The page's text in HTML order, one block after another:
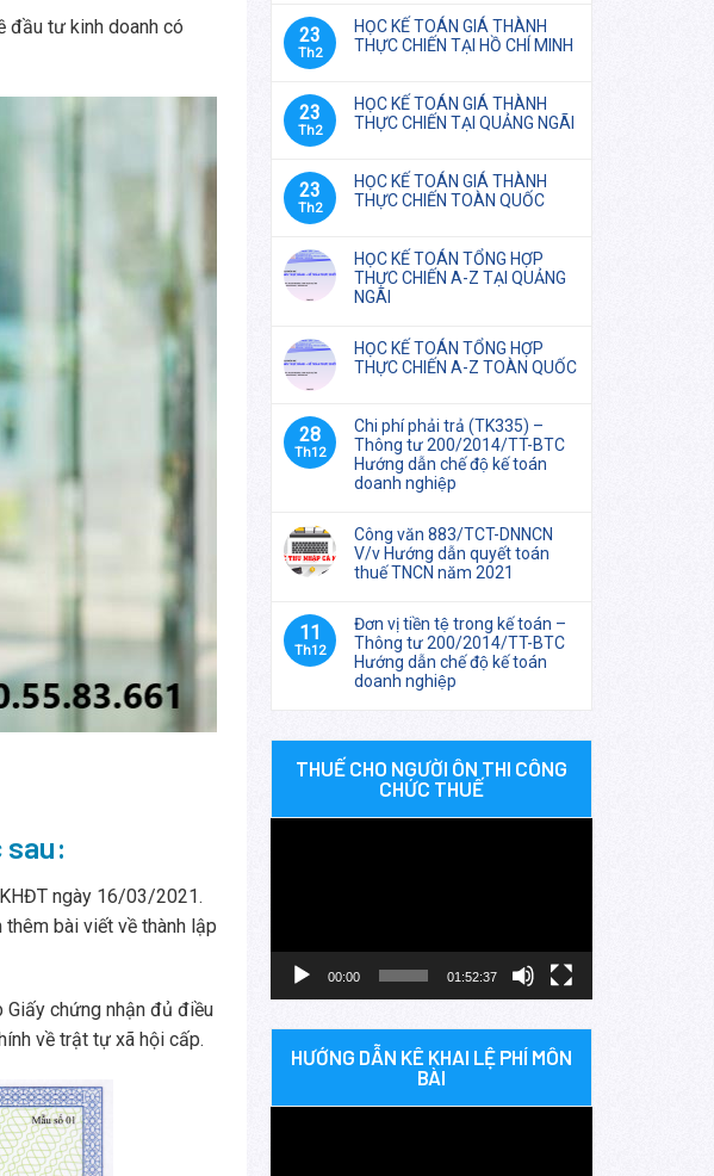
đầu tư kinh doanh có
ngày 16/03/2021.
bài viết về thành lập
chứng nhận đủ điều
về trật tự xã hội cấp.
23
Th2
HỌC KẾ TOÁN GIÁ THÀNH
THỰC CHIẾN TẠI HỒ CHÍ MINH
23
Th2
HỌC KẾ TOÁN GIÁ THÀNH
THỰC CHIẾN TẠI QUẢNG NGÃI
23
Th2
HỌC KẾ TOÁN GIÁ THÀNH
THỰC CHIẾN TOÀN QUỐC
HỌC KẾ TOÁN TỔNG HỢP
THỰC CHIẾN A-Z TẠI QUẢNG
NGÃI
HỌC KẾ TOÁN TỔNG HỢP
THỰC CHIẾN A-Z TOÀN QUỐC
28
Th12
Chi phí phải trả (TK335) –
Thông tư 200/2014/TT-BTC
Hướng dẫn chế độ kế toán
doanh nghiệp
Công văn 883/TCT-DNNCN
V/v Hướng dẫn quyết toán
thuế TNCN năm 2021
11
Th12
Đơn vị tiền tệ trong kế toán –
Thông tư 200/2014/TT-BTC
Hướng dẫn chế độ kế toán
doanh nghiệp
THUẾ CHO NGƯỜI ÔN THI CÔNG
CHỨC THUẾ
00:00 01:52:37
HƯỚNG DẪN KÊ KHAI LỆ PHÍ MÔN
BÀI